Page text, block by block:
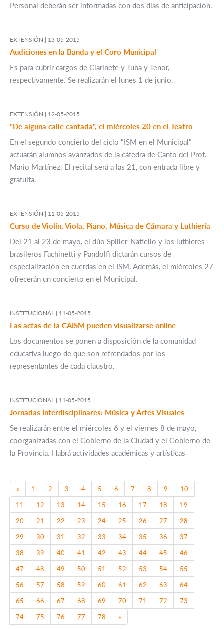
Personal deberán ser informadas con dos días de anticipación.
EXTENSIÓN | 13-05-2015
Audiciones en la Banda y el Coro Municipal
Es para cubrir cargos de Clarinete y Tuba y Tenor,
respectivamente. Se realizarán el lunes 1 de junio.
EXTENSIÓN | 12-05-2015
"De alguna calle cantada", el miércoles 20 en el Teatro
En el segundo concierto del ciclo "ISM en el Municipal"
actuarán alumnos avanzados de la cátedra de Canto del Prof.
Mario Martínez. El recital será a las 21, con entrada libre y
gratuita.
EXTENSIÓN | 11-05-2015
Curso de Violín, Viola, Piano, Música de Cámara y Luthiería
Del 21 al 23 de mayo, el dúo Spiller-Natiello y los luthieres
brasileros Fachinetti y Pandolfi dictarán cursos de
especialización en cuerdas en el ISM. Además, el miércoles 27
ofrecerán un concierto en el Municipal.
INSTITUCIONAL | 11-05-2015
Las actas de la CAISM pueden visualizarse online
Los documentos se ponen a disposición de la comunidad
educativa luego de que son refrendados por los
representantes de cada claustro.
INSTITUCIONAL | 11-05-2015
Jornadas Interdisciplinares: Música y Artes Visuales
Se realizarán entre el miércoles 6 y el viernes 8 de mayo,
coorganizadas con el Gobierno de la Ciudad y el Gobierno de
la Provincia. Habrá actividades académicas y artísticas
« Previous
1 2 3 4 5 6 7 8 9
10
11
12 13 14 15 16 17 18
19
20
21 22 23 24 25 26 27
28
29
30 31 32 33 34 35 36
37
38
39 40 41 42 43 44 45
46
47
48 49 50 51 52 53 54
55
56
57 58 59 60 61 62 63
64
65
66 67 68 69 70 71 72
73
74
75 76 77 78 »